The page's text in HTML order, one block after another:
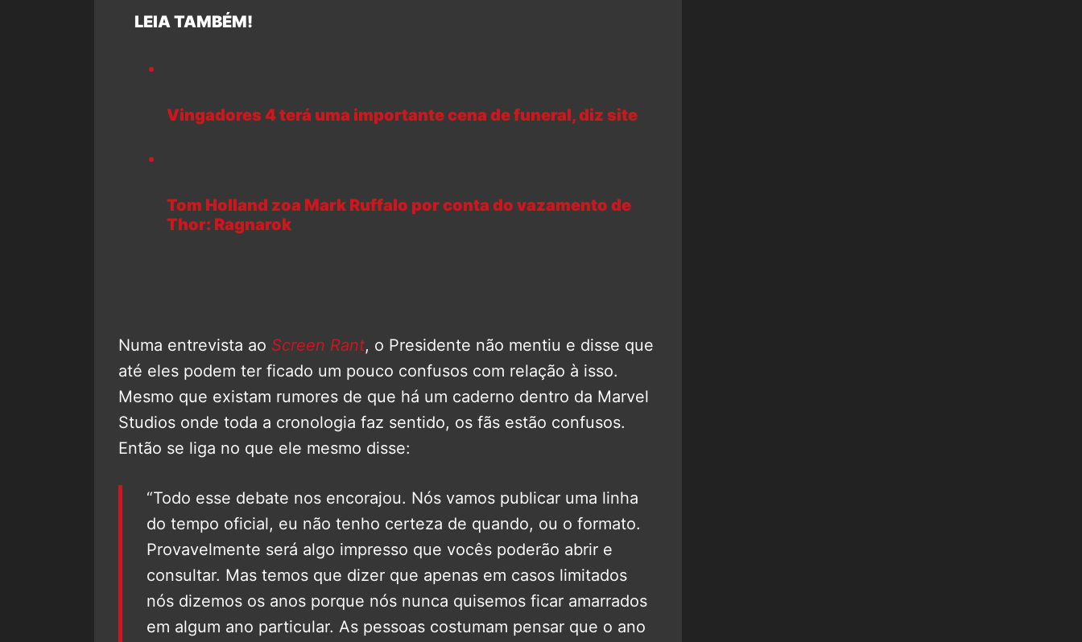
LEIA TAMBÉM!
Vingadores 4 terá uma importante cena de funeral, diz site
Tom Holland zoa Mark Ruffalo por conta do vazamento de
Thor: Ragnarok
Numa entrevista ao Screen Rant, o Presidente não mentiu e disse que
até eles podem ter ficado um pouco confusos com relação à isso.
Mesmo que existam rumores de que há um caderno dentro da Marvel
Studios onde toda a cronologia faz sentido, os fãs estão confusos.
Então se liga no que ele mesmo disse:
“Todo esse debate nos encorajou. Nós vamos publicar uma linha
do tempo oficial, eu não tenho certeza de quando, ou o formato.
Provavelmente será algo impresso que vocês poderão abrir e
consultar. Mas temos que dizer que apenas em casos limitados
nós dizemos os anos porque nós nunca quisemos ficar amarrados
em algum ano particular. As pessoas costumam pensar que o ano